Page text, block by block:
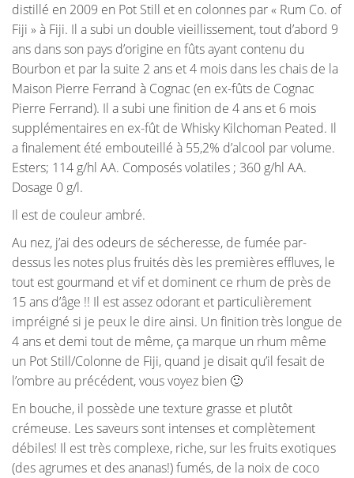
distillé en 2009 en Pot Still et en colonnes par « Rum Co. of
Fiji » à Fiji. Il a subi un double vieillissement, tout d’abord 9
ans dans son pays d’origine en fûts ayant contenu du
Bourbon et par la suite 2 ans et 4 mois dans les chais de la
Maison Pierre Ferrand à Cognac (en ex-fûts de Cognac
Pierre Ferrand). Il a subi une finition de 4 ans et 6 mois
supplémentaires en ex-fût de Whisky Kilchoman Peated. Il
a finalement été embouteillé à 55,2% d’alcool par volume.
Esters; 114 g/hl AA. Composés volatiles ; 360 g/hl AA.
Dosage 0 g/l.
Il est de couleur ambré.
Au nez, j’ai des odeurs de sécheresse, de fumée par-
dessus les notes plus fruités dès les premières effluves, le
tout est gourmand et vif et dominent ce rhum de près de
15 ans d’âge !! Il est assez odorant et particulièrement
impréigné si je peux le dire ainsi. Un finition très longue de
4 ans et demi tout de même, ça marque un rhum même
un Pot Still/Colonne de Fiji, quand je disait qu’il fesait de
l’ombre au précédent, vous voyez bien 🙂
En bouche, il possède une texture grasse et plutôt
crémeuse. Les saveurs sont intenses et complètement
débiles! Il est très complexe, riche, sur les fruits exotiques
(des agrumes et des ananas!) fumés, de la noix de coco